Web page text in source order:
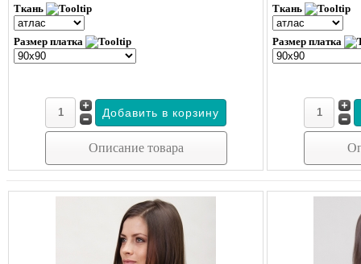
Ткань
Размер платка
Описание товара
Ткань
Размер платка